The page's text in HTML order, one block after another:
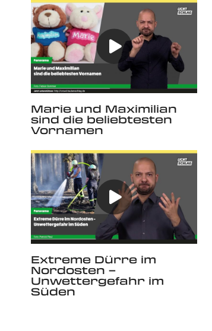
Marie und Maximilian
sind die beliebtesten
Vornamen
Extreme Dürre im
Nordosten –
Unwettergefahr im
Süden